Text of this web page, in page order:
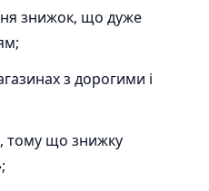
знижок, що дуже
з дорогими і
тому що знижку